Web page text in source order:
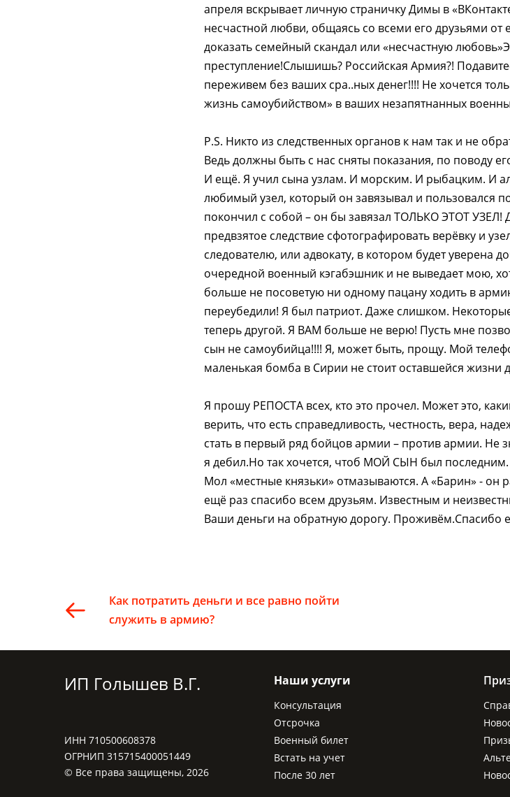
апреля вскрывает личную страничку Димы в
несчастной любви, общаясь со всеми его друзьями от
доказать семейный скандал или «несчастную
преступление!Слышишь? Российская Армия?!
переживем без ваших сра..ных денег!!!! Не хочется
жизнь самоубийством» в ваших незапятнанных
P.S. Никто из следственных органов к нам так и не
Ведь должны быть с нас сняты показания, по поводу
И ещё. Я учил сына узлам. И морским. И рыбацким. И
любимый узел, который он завязывал и пользовался
покончил с собой – он бы завязал ТОЛЬКО ЭТОТ
предвзятое следствие сфотографировать верёвку и
следователю, или адвокату, в котором будет уверена
очередной военный кэгабэшник и не выведает мою,
больше не посоветую ни одному пацану ходить в
переубедили! Я был патриот. Даже слишком.
теперь другой. Я ВАМ больше не верю! Пусть мне
сын не самоубийца!!!! Я, может быть, прощу. Мой
маленькая бомба в Сирии не стоит оставшейся жизни
Я прошу РЕПОСТА всех, кто это прочел. Может это,
верить, что есть справедливость, честность, вера,
стать в первый ряд бойцов армии – против армии.
я дебил.Но так хочется, чтоб МОЙ СЫН был
Мол «местные князьки» отмазываются. А «Барин» - он
ещё раз спасибо всем друзьям. Известным и
Ваши деньги на обратную дорогу. Проживём.Спасибо
Как потратить деньги и все равно пойти
служить в армию?
ИП Голышев В.Г.
ИНН 710500608378
ОГРНИП 315715400051449
© Все права защищены, 2026
Наши услуги
Консультация
Отсрочка
Военный билет
Встать на учет
После 30 лет